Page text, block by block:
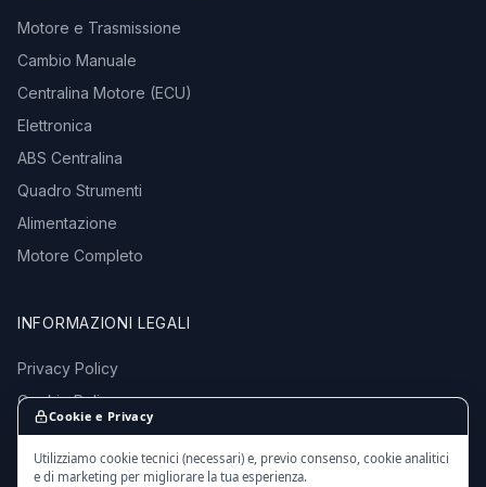
Motore e Trasmissione
Cambio Manuale
Centralina Motore (ECU)
Elettronica
ABS Centralina
Quadro Strumenti
Alimentazione
Motore Completo
INFORMAZIONI LEGALI
Privacy Policy
Cookie Policy
Termini e Condizioni
Cookie e Privacy
Utilizziamo cookie tecnici (necessari) e, previo consenso, cookie analitici
e di marketing per migliorare la tua esperienza.